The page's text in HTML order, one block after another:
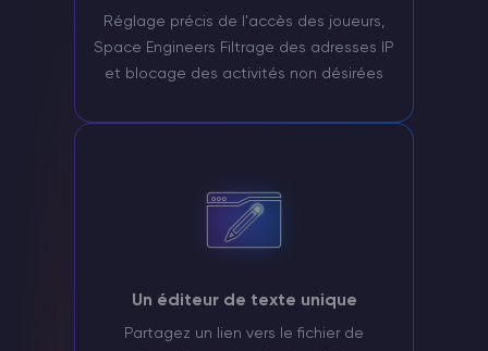
Réglage précis de l'accès des joueurs,
Space Engineers Filtrage des adresses IP
et blocage des activités non désirées
Un éditeur de texte unique
Partagez un lien vers le fichier de